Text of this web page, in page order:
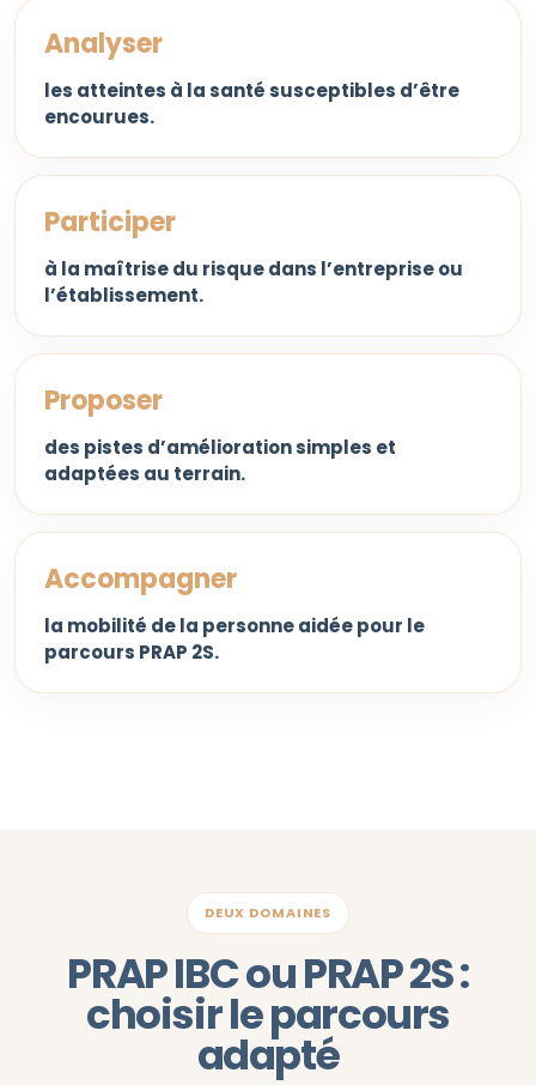
Analyser
les atteintes à la santé susceptibles d’être
encourues.
Participer
à la maîtrise du risque dans l’entreprise ou
l’établissement.
Proposer
des pistes d’amélioration simples et
adaptées au terrain.
Accompagner
la mobilité de la personne aidée pour le
parcours PRAP 2S.
DEUX DOMAINES
PRAP IBC ou PRAP 2S :
choisir le parcours
adapté